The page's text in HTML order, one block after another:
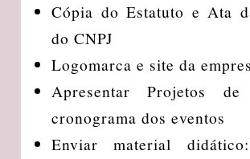
Cópia do Estatuto e Ata
do CNPJ
Logomarca e site da
Apresentar Projetos
cronograma dos eventos
Enviar material